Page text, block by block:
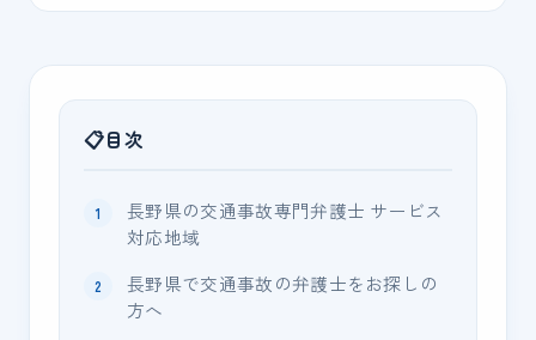
目次
長野県の交通事故専門弁護士 サービス
対応地域
長野県で交通事故の弁護士をお探しの
方へ